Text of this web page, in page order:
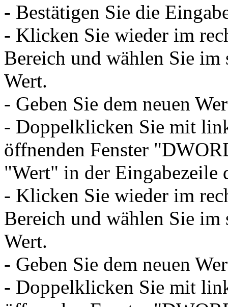
- Bestätigen Sie die
- Klicken Sie wieder im
Bereich und wählen Sie
Wert.
- Geben Sie dem neuen
- Doppelklicken Sie mit
öffnenden Fenster
"Wert" in der Eingabezeile
- Klicken Sie wieder im
Bereich und wählen Sie
Wert.
- Geben Sie dem neuen
- Doppelklicken Sie mit